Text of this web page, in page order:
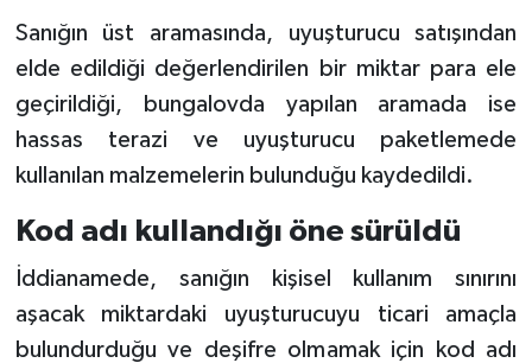
Sanığın üst aramasında, uyuşturucu satışından
elde edildiği değerlendirilen bir miktar para ele
geçirildiği, bungalovda yapılan aramada ise
hassas terazi ve uyuşturucu paketlemede
kullanılan malzemelerin bulunduğu kaydedildi.
Kod adı kullandığı öne sürüldü
İddianamede, sanığın kişisel kullanım sınırını
aşacak miktardaki uyuşturucuyu ticari amaçla
bulundurduğu ve deşifre olmamak için kod adı